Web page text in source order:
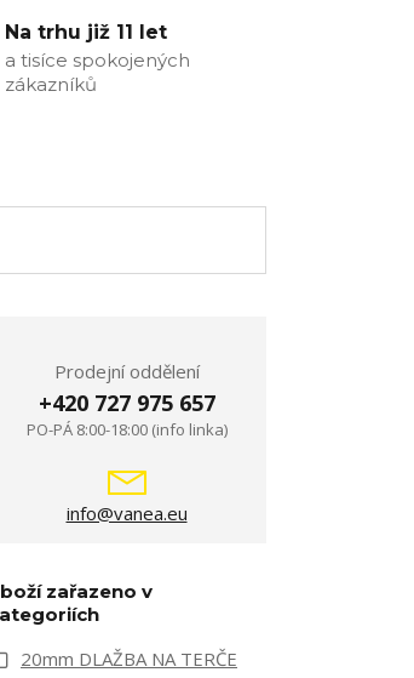
Na trhu již 11 let
a tisíce spokojených
zákazníků
Prodejní oddělení
+420 727 975 657
PO-PÁ 8:00-18:00 (info linka)
info@vanea.eu
zařazeno v
20mm DLAŽBA NA TERČE